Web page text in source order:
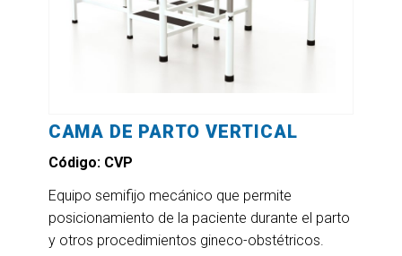
CAMA DE PARTO VERTICAL
Código: CVP
Equipo semifijo mecánico que permite
posicionamiento de la paciente durante el parto
y otros procedimientos gineco-obstétricos.